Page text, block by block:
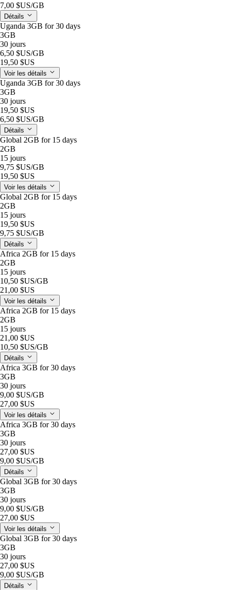
7,00 $US/GB
Détails
Uganda 3GB for 30 days
3GB
30 jours
6,50 $US/GB
19,50 $US
Voir les détails
Uganda 3GB for 30 days
3GB
30 jours
19,50 $US
6,50 $US/GB
Détails
Global 2GB for 15 days
2GB
15 jours
9,75 $US/GB
19,50 $US
Voir les détails
Global 2GB for 15 days
2GB
15 jours
19,50 $US
9,75 $US/GB
Détails
Africa 2GB for 15 days
2GB
15 jours
10,50 $US/GB
21,00 $US
Voir les détails
Africa 2GB for 15 days
2GB
15 jours
21,00 $US
10,50 $US/GB
Détails
Africa 3GB for 30 days
3GB
30 jours
9,00 $US/GB
27,00 $US
Voir les détails
Africa 3GB for 30 days
3GB
30 jours
27,00 $US
9,00 $US/GB
Détails
Global 3GB for 30 days
3GB
30 jours
9,00 $US/GB
27,00 $US
Voir les détails
Global 3GB for 30 days
3GB
30 jours
27,00 $US
9,00 $US/GB
Détails